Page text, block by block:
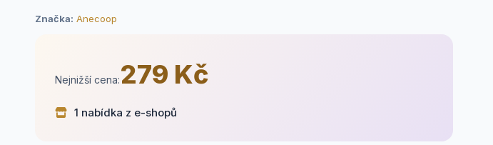
Značka: Anecoop
Nejnižší cena:279 Kč
1 nabídka z e-shopů